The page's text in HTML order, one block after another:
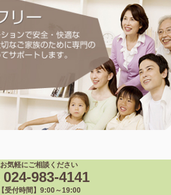
お気軽にご相談ください
024-983-4141
【受付時間】9:00～19:00